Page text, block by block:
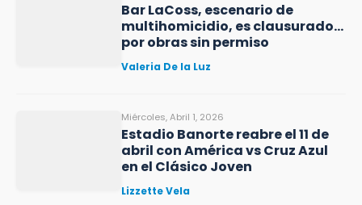
Bar LaCoss, escenario de
multihomicidio, es clausurado…
por obras sin permiso
Valeria De la Luz
Miércoles, Abril 1, 2026
Estadio Banorte reabre el 11 de
abril con América vs Cruz Azul
en el Clásico Joven
Lizzette Vela